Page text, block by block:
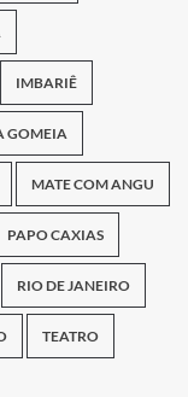
IMBARIÊ
GOMEIA
MATE COM ANGU
PAPO CAXIAS
RIO DE JANEIRO
TEATRO